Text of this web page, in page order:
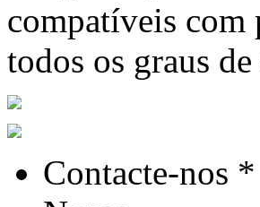
compatíveis com
todos os graus
Contacte-nos *